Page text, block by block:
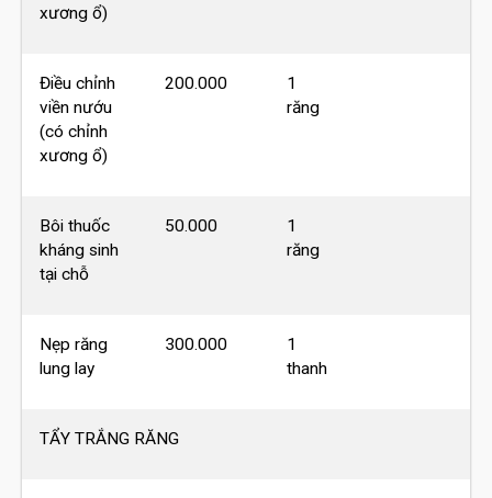
xương ổ)
Điều chỉnh
viền nướu
(có chỉnh
xương ổ)
200.000
1
răng
Bôi thuốc
kháng sinh
tại chỗ
50.000
1
răng
Nẹp răng
lung lay
300.000
1
thanh
TẨY TRẮNG RĂNG